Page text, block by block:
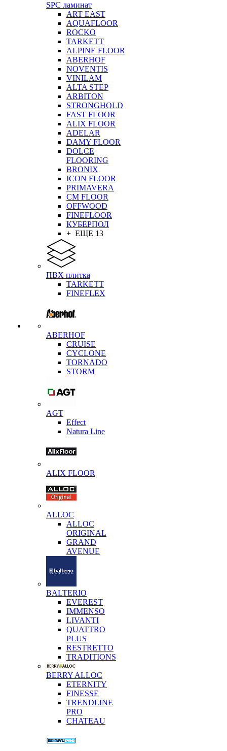
SPC ламинат
ART EAST
AQUAFLOOR
ROCKO
TARKETT
ALPINE FLOOR
ABERHOF
NOVENTIS
VINILAM
ALTA STEP
ARBITON
STRONGHOLD
FAST FLOOR
ALIX FLOOR
ADELAR
DAMY FLOOR
DOLCE
FLOORING
BRONIX
ICON FLOOR
PRIMAVERA
CM FLOOR
OFFWOOD
FINEFLOOR
КУБЕРПОЛ
+ ЕЩЕ 13
ПВХ плитка
TARKETT
FINEFLEX
ABERHOF
CRUISE
CYCLONE
TORNADO
STORM
AGT
Effect
Natura Line
ALIX FLOOR
ALLOC
ALLOC
ORIGINAL
GRAND
AVENUE
BALTERIO
EVEREST
IMMENSO
LIVANTI
QUATTRO
PLUS
RESTRETTO
TRADITIONS
BERRY ALLOC
ETERNITY
FINESSE
TRENDLINE
PRO
CHATEAU